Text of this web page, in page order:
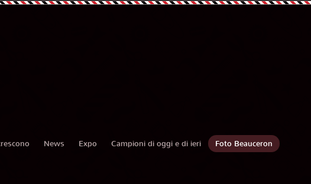
News Expo Campioni di oggi e di ieri
Foto Beauceron